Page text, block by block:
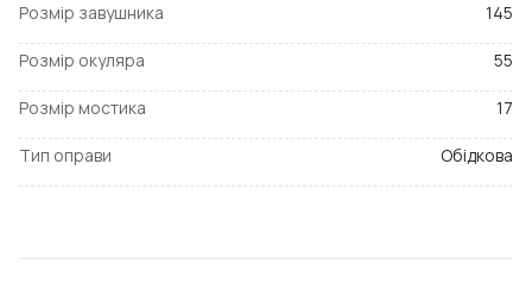
Розмір завушника 145
Розмір окуляра 55
Розмір мостика 17
Тип оправи Обідкова